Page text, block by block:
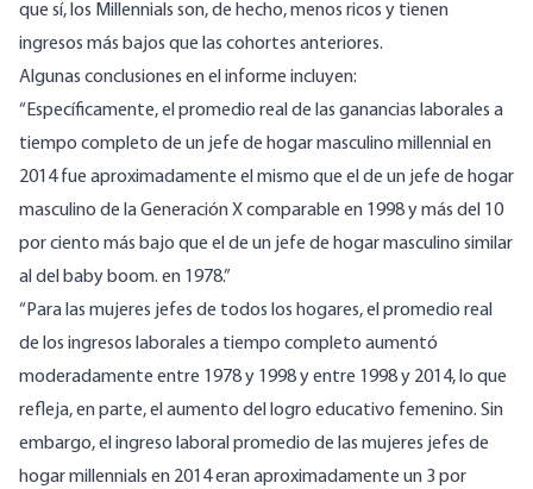
que sí, los Millennials son, de hecho, menos ricos y tienen
ingresos más bajos que las cohortes anteriores.
Algunas conclusiones en el informe incluyen:
“Específicamente, el promedio real de las ganancias laborales a
tiempo completo de un jefe de hogar masculino millennial en
2014 fue aproximadamente el mismo que el de un jefe de hogar
masculino de la Generación X comparable en 1998 y más del 10
por ciento más bajo que el de un jefe de hogar masculino similar
al del baby boom. en 1978.”
“Para las mujeres jefes de todos los hogares, el promedio real
de los ingresos laborales a tiempo completo aumentó
moderadamente entre 1978 y 1998 y entre 1998 y 2014, lo que
refleja, en parte, el aumento del logro educativo femenino. Sin
embargo, el ingreso laboral promedio de las mujeres jefes de
hogar millennials en 2014 eran aproximadamente un 3 por